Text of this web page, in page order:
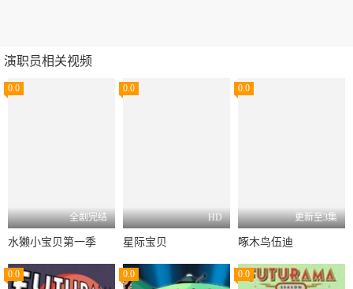
演职员相关视频
0.0
全剧完结
水獭小宝贝第一季
0.0
HD
星际宝贝
0.0
更新至3集
啄木鸟伍迪
0.0 0.0 0.0